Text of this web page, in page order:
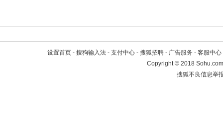
设置首页 - 搜狗输入法 - 支付中心 - 搜狐招聘 - 广告服务 - 客服中心
Copyright©2018
搜狐不良信息举